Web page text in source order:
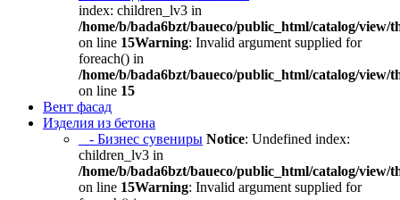
index: children_lv3 in
/home/b/bada6bzt/baueco/public_html/catalog/view/
on line 15Warning: Invalid argument supplied for
foreach() in
/home/b/bada6bzt/baueco/public_html/catalog/view/
on line 15
Вент фасад
Изделия из бетона
- Бизнес сувениры Notice: Undefined index:
children_lv3 in
/home/b/bada6bzt/baueco/public_html/catalog/view/
on line 15Warning: Invalid argument supplied for